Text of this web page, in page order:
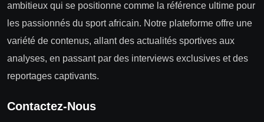
ambitieux qui se positionne comme la référence ultime pour
les passionnés du sport africain. Notre plateforme offre une
variété de contenus, allant des actualités sportives aux
analyses, en passant par des interviews exclusives et des
reportages captivants.
Contactez-Nous